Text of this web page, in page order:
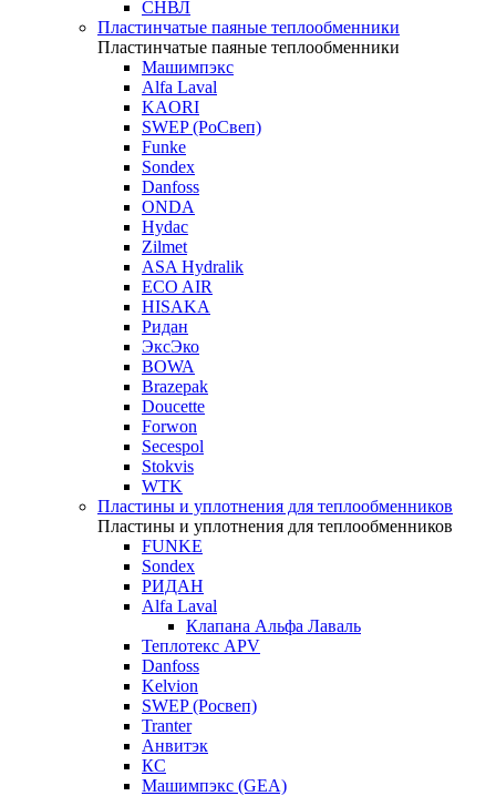
СНВЛ
Пластинчатые паяные теплообменники
Пластинчатые паяные теплообменники
Машимпэкс
Alfa Laval
KAORI
SWEP (РоСвеп)
Funke
Sondex
Danfoss
ONDA
Hydac
Zilmet
ASA Hydralik
ECO AIR
HISAKA
Ридан
ЭксЭко
BOWA
Brazepak
Doucette
Forwon
Secespol
Stokvis
WTK
Пластины и уплотнения для теплообменников
Пластины и уплотнения для теплообменников
FUNKE
Sondex
РИДАН
Alfa Laval
Клапана Альфа Лаваль
Теплотекс APV
Danfoss
Kelvion
SWEP (Росвеп)
Tranter
Анвитэк
КС
Машимпэкс (GEA)